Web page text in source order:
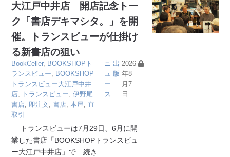
大江戸中井店 開店記念トー
ク「書店デキマシタ。」を開
催。トランスビューが仕掛け
る新書店の狙い
BookCeller, BOOKSHOPト
ランスビュー, BOOKSHOP
トランスビュー大江戸中井
店, トランスビュー,伊野尾
書店, 即注文,書店,本屋, 直
取引
｜ ニ
ュ
ー
ス
出
版
2026
年8
月7
日
トランスビューは7月29日、6月に開
業した書店「BOOKSHOPトランスビュ
ー大江戸中井店」で …続き